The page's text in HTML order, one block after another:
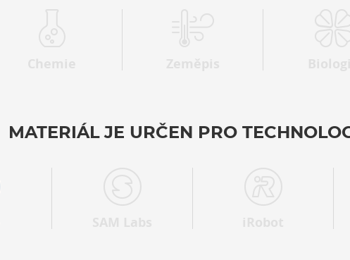
MATERIÁL JE URČEN PRO